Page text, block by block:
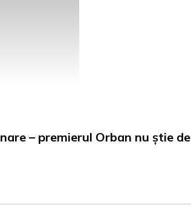
– premierul Orban nu știe de